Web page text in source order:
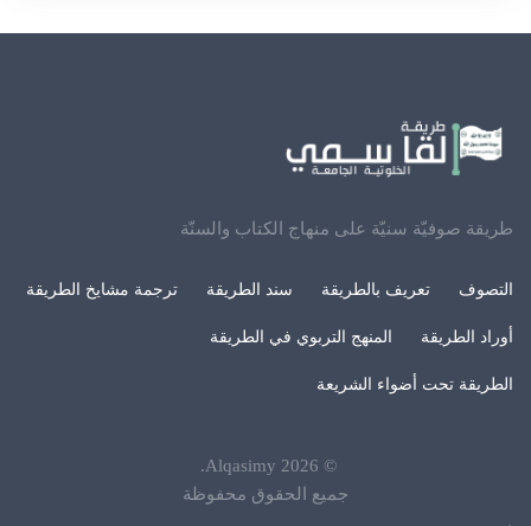
طريقة صوفيّة سنيّة على منهاج الكتاب والسنّة
التصوف تعريف بالطريقة سند الطريقة ترجمة مشايخ الطريقة
أوراد الطريقة المنهج التربوي في الطريقة
الطريقة تحت أضواء الشريعة
©
2026
Alqasimy
.
جميع الحقوق محفوظة